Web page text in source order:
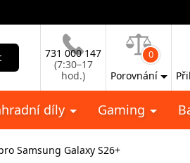
731 000 147
(7:30–17
hod.)
0
Porovnání
díly Gaming
Samsung Galaxy S26+